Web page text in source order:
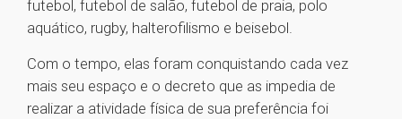
futebol, futebol de salão, futebol de praia, polo
aquático, rugby, halterofilismo e beisebol.
Com o tempo, elas foram conquistando cada vez
mais seu espaço e o decreto que as impedia de
realizar a atividade física de sua preferência foi